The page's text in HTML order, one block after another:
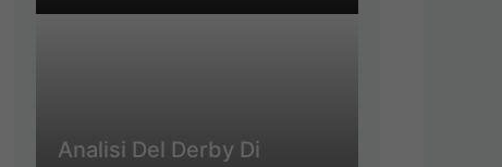
Analisi Del Derby Di